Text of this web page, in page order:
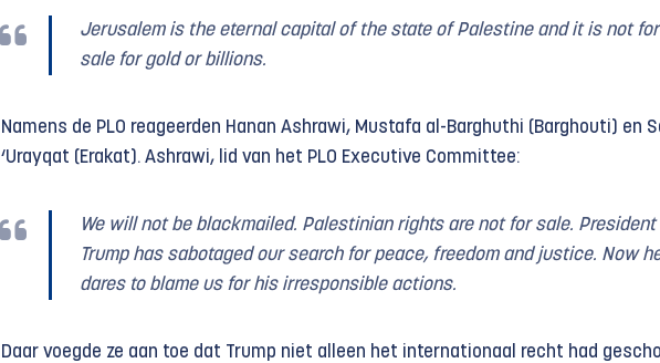
Jerusalem is the eternal capital of the state of Palestine and it is not for
sale for gold or billions.
Namens de PLO reageerden Hanan Ashrawi, Mustafa al-Barghuthi (Barghouti) en
‘Urayqat (Erakat). Ashrawi, lid van het PLO Executive Committee:
We will not be blackmailed. Palestinian rights are not for sale. President
Trump has sabotaged our search for peace, freedom and justice. Now
dares to blame us for his irresponsible actions.
Daar voegde ze aan toe dat Trump niet alleen het internationaal recht had